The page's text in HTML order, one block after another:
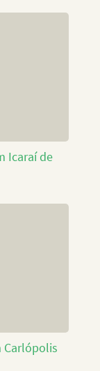
Icaraí de
Carlópolis